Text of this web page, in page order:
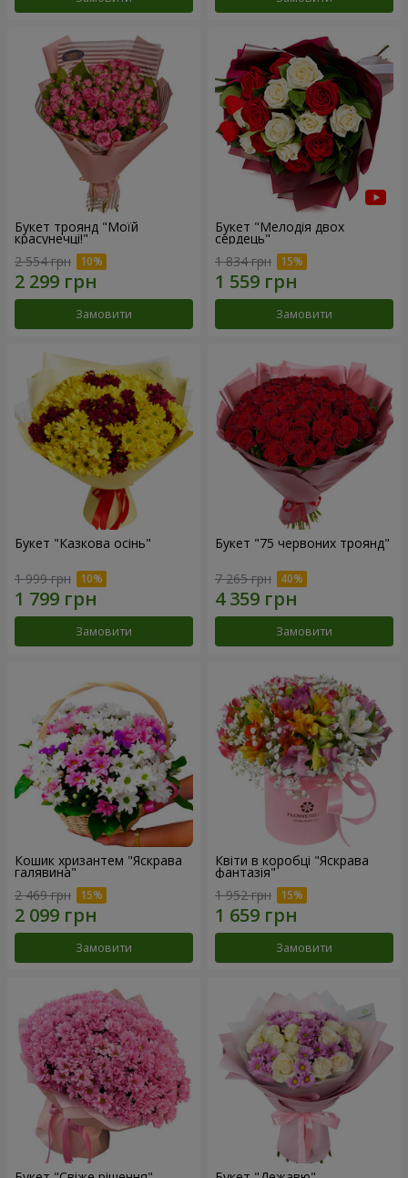
Букет троянд "Моїй
красунечці!"
2 554 грн
Замовити
Букет "Мелодія двох
сердець"
1 834 грн
Замовити
Букет "Казкова осінь"
1 999 грн
Замовити
Букет "75 червоних троянд"
7 265 грн
Замовити
Кошик хризантем "Яскрава
галявина"
2 469 грн
Замовити
Квіти в коробці "Яскрава
фантазія"
1 952 грн
Замовити